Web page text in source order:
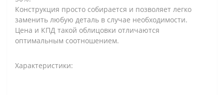
Конструкция просто собирается и позволяет легко
заменить любую деталь в случае необходимости.
Цена и КПД такой облицовки отличаются
оптимальным соотношением.
Характеристики: